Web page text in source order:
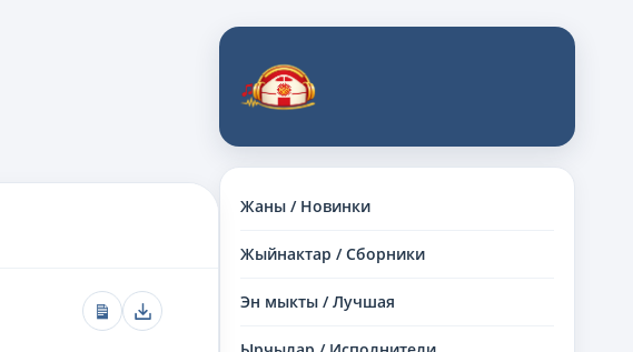
Жаны / Новинки
Жыйнактар / Сборники
Эн мыкты / Лучшая